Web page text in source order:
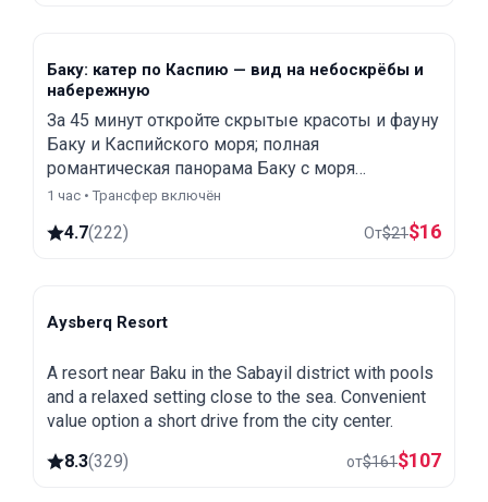
Баку: катер по Каспию — вид на небоскрёбы и
набережную
За 45 минут откройте скрытые красоты и фауну
Баку и Каспийского моря; полная
романтическая панорама Баку с моря
раскрывает красоту, сочетающую архитектуру
1 час • Трансфер включён
4.7(222) От$21$16
Baku
Aysberq Resort
A resort near Baku in the Sabayil district with pools
and a relaxed setting close to the sea. Convenient
value option a short drive from the city center.
8.3(329) от$161$107